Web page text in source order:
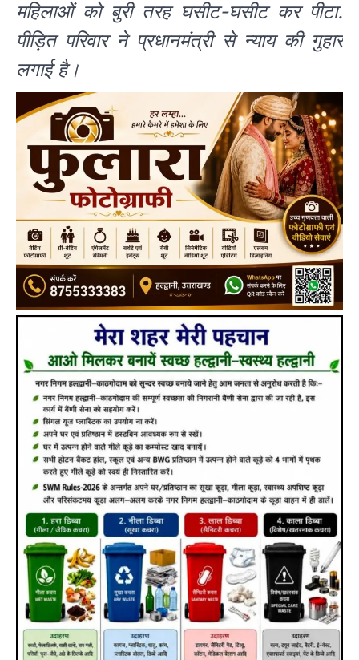
महिलाओं को बुरी तरह घसीट-घसीट कर पीटा.
पीड़ित परिवार ने प्रधानमंत्री से न्याय की गुहार
लगाई है।